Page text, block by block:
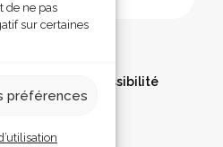
de ne pas
sur certaines
préférences
Déclaration d’accessibilité